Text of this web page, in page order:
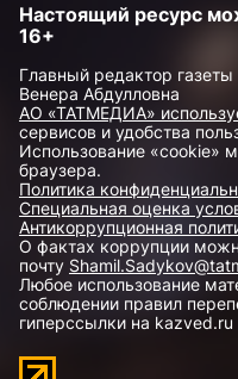
Настоящий ресурс
16+
Главный редактор
Венера Абдулловна
АО «ТАТМЕДИА»
сервисов и удобства
Использование «cookie»
браузера.
Политика
Специальная оценка
Антикоррупционная
О фактах коррупции
почту
Любое использование
соблюдении правил
гиперссылки на kazved.ru